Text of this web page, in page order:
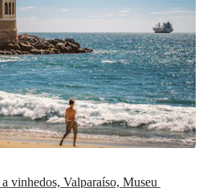
vinhedos, Valparaíso, Museu